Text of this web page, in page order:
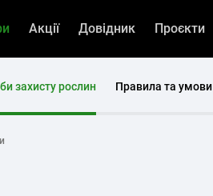
Акції Довідник Проєкти
захисту рослин Правила та умови